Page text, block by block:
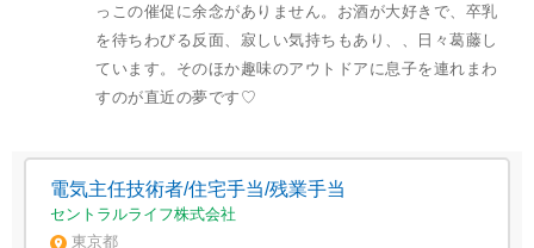
っこの催促に余念がありません。お酒が大好きで、卒乳
を待ちわびる反面、寂しい気持ちもあり、、日々葛藤し
ています。そのほか趣味のアウトドアに息子を連れまわ
すのが直近の夢です♡
電気主任技術者/住宅手当/残業手当
セントラルライフ株式会社
東京都